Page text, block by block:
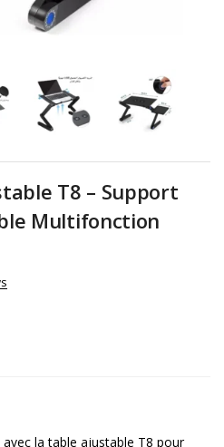
T8 – Support
Multifonction
la table ajustable T8 pour